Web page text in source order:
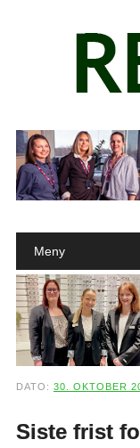
Main
Meny
DATO: 30. OKTOBER
Siste frist